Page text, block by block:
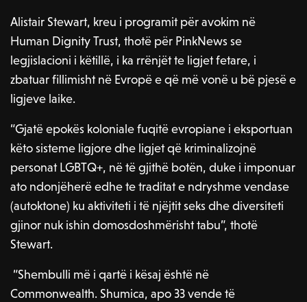
Alistair Stewart, kreu i programit për avokim në
Human Dignity Trust, thotë për PinkNews se
legjislacioni i këtillë, i ka rrënjët te ligjet fetare, i
zbatuar fillimisht në Evropë e që më vonë u bë pjesë e
ligjeve laike.
“Gjatë epokës koloniale fuqitë evropiane i eksportuan
këto sisteme ligjore dhe ligjet që kriminalizojnë
personat LGBTQ+, në të gjithë botën, duke i imponuar
ato ndonjëherë edhe te traditat e ndryshme vendase
(autoktone) ku aktiviteti i të njëjtit seks dhe diversiteti
gjinor nuk ishin domosdoshmërisht tabu”, thotë
Stewart.
“Shembulli më i qartë i kësaj është në
Commonwealth. Shumica, apo 33 vende të